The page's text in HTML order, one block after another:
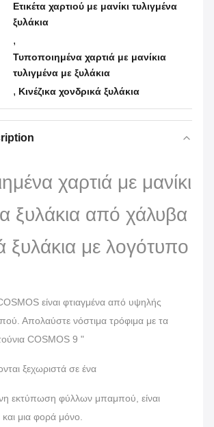
Ετικέτα χαρτιού με μανίκι τυλιγμένα
ξυλάκια
,
Τυποποιημένα χαρτιά με μανίκια
τυλιγμένα με ξυλάκια
, Κινέζικα χονδρικά ξυλάκια
χαρτιά με μανίκι
ξυλάκια από χάλυβα
ξυλάκια με λογότυπο
είναι φτιαγμένα από υψηλής
Απολαύστε νόστιμα τρόφιμα με τα
COSMOS 9 "
ξεχωριστά σε ένα
εκτύπωση φύλλων μπαμπού, είναι
μια φορά μόνο.